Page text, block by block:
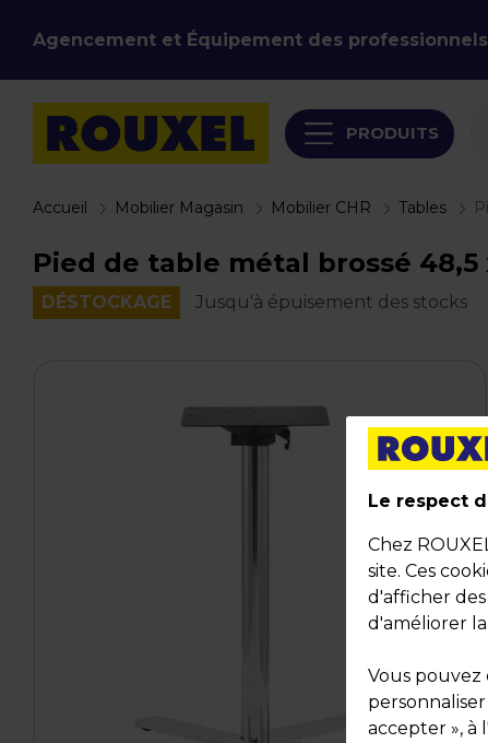
Agencement et Équipement des professionnels
PRODUITS
Accueil Mobilier Magasin Mobilier CHR Tables
Pied de table métal brossé 48,5
DÉSTOCKAGE Jusqu'à épuisement des stocks
Le respect
Chez
site. Ces
d'afficher
d'améliorer
Vous pouvez
accepter », à